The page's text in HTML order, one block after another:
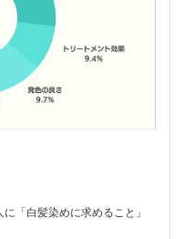
「白髪染めに求めること」